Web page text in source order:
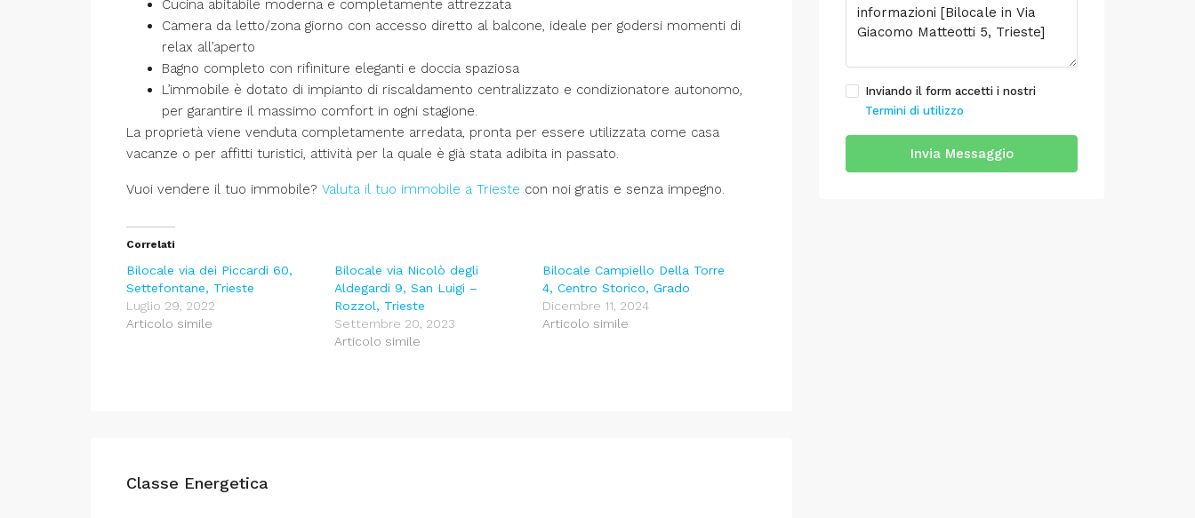
Cucina abitabile moderna e completamente attrezzata
Camera da letto/zona giorno con accesso diretto al balcone, ideale per godersi momenti di
relax all’aperto
Bagno completo con rifiniture eleganti e doccia spaziosa
L’immobile è dotato di impianto di riscaldamento centralizzato e condizionatore autonomo,
per garantire il massimo comfort in ogni stagione.
La proprietà viene venduta completamente arredata, pronta per essere utilizzata come casa
vacanze o per affitti turistici, attività per la quale è già stata adibita in passato.
Vuoi vendere il tuo immobile? Valuta il tuo immobile a Trieste con noi gratis e senza impegno.
Correlati
Bilocale via dei Piccardi 60,
Settefontane, Trieste
Luglio 29, 2022
Articolo simile
Bilocale via Nicolò degli
Aldegardi 9, San Luigi –
Rozzol, Trieste
Settembre 20, 2023
Articolo simile
Bilocale Campiello Della Torre
4, Centro Storico, Grado
Dicembre 11, 2024
Articolo simile
Classe Energetica
Inviando il form accetti i nostri
Termini di utilizzo
Invia Messaggio